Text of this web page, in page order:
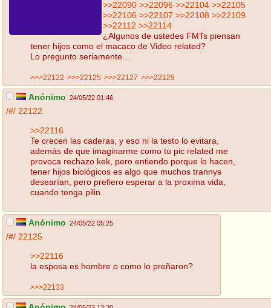
>>22090 >>22096 >>22104 >>22105
>>22106 >>22107 >>22108 >>22109
>>22112 >>22114
¿Algunos de ustedes FMTs piensan
tener hijos como el macaco de Video related?
Lo pregunto seriamente...
>>>22122 >>>22125 >>>22127 >>>22129
Anónimo 24/05/22 01:46
/#/ 22122
>>22116
Te crecen las caderas, y eso ni la testo lo evitara,
además de que imaginarme como tu pic related me
provoca rechazo kek, pero entiendo porque lo hacen,
tener hijos biológicos es algo que muchos trannys
desearían, pero prefiero esperar a la proxima vida,
cuando tenga pilin.
Anónimo 24/05/22 05:25
/#/ 22125
>>22116
la esposa es hombre o como lo preñaron?
>>>22133